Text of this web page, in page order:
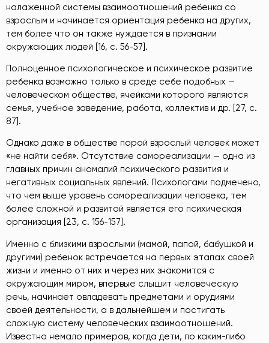
налаженной системы взаимоотношений ребенка со
взрослым и начинается ориентация ребенка на других,
тем более что он также нуждается в признании
окружающих людей [16, с. 56-57].
Полноценное психологическое и психическое развитие
ребенка возможно только в среде себе подобных —
человеческом обществе, ячейками которого являются
семья, учебное заведение, работа, коллектив и др. [27, с.
87].
Однако даже в обществе порой взрослый человек может
«не найти себя». Отсутствие самореализации — одна из
главных причин аномалий психического развития и
негативных социальных явлений. Психологами подмечено,
что чем выше уровень самореализации человека, тем
более сложной и развитой является его психическая
организация [23, с. 156-157].
Именно с близкими взрослыми (мамой, папой, бабушкой и
другими) ребенок встречается на первых этапах своей
жизни и именно от них и через них знакомится с
окружающим миром, впервые слышит человеческую
речь, начинает овладевать предметами и орудиями
своей деятельности, а в дальнейшем и постигать
сложную систему человеческих взаимоотношений.
Известно немало примеров, когда дети, по каким-либо